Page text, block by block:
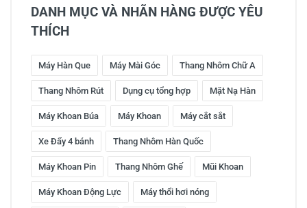
DANH MỤC VÀ NHÃN HÀNG ĐƯỢC YÊU
THÍCH
Máy Hàn Que Máy Mài Góc Thang Nhôm Chữ A
Thang Nhôm Rút Dụng cụ tổng hợp Mặt Nạ Hàn
Máy Khoan Búa Máy Khoan Máy cắt sắt
Xe Đẩy 4 bánh Thang Nhôm Hàn Quốc
Máy Khoan Pin Thang Nhôm Ghế Mũi Khoan
Máy Khoan Động Lực Máy thổi hơi nóng